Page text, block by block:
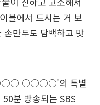
블에서 드시는 거 보
손만두도 담백하고 맛
○○○ ○○○○'의 특별
분 방송되는 SBS